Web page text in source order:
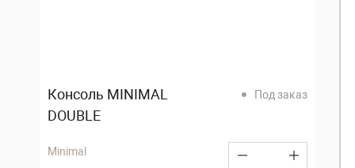
Консоль MINIMAL
DOUBLE
Под заказ
Minimal